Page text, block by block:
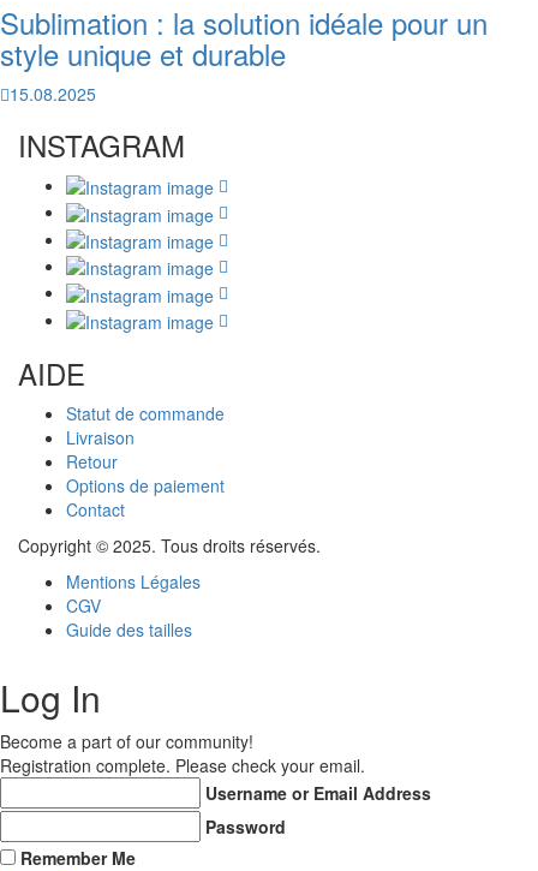
Sublimation : la solution idéale pour un
style unique et durable
15.08.2025
INSTAGRAM
AIDE
Statut de commande
Livraison
Retour
Options de paiement
Contact
Copyright © 2025. Tous droits réservés.
Mentions Légales
CGV
Guide des tailles
Log In
Become a part of our community!
Registration complete. Please check your email.
Username or Email Address
Password
Remember Me